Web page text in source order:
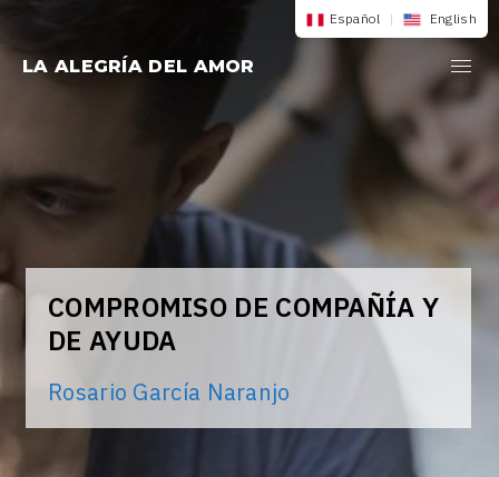
contenido
LA ALEGRÍA DEL AMOR
COMPROMISO DE COMPAÑÍA Y
DE AYUDA
Rosario García Naranjo
Español | English